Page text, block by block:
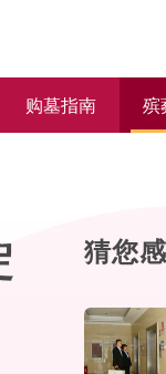
购墓指南 殡
猜您